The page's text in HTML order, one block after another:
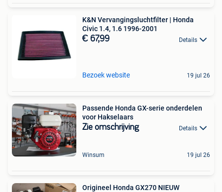
K&N Vervangingsluchtfilter | Honda
Civic 1.4, 1.6 1996-2001
€ 67,99 Details
Bezoek website 19 jul 26
Passende Honda GX-serie onderdelen
voor Hakselaars
Zie omschrijving Details
Winsum 19 jul 26
Origineel Honda GX270 NIEUW